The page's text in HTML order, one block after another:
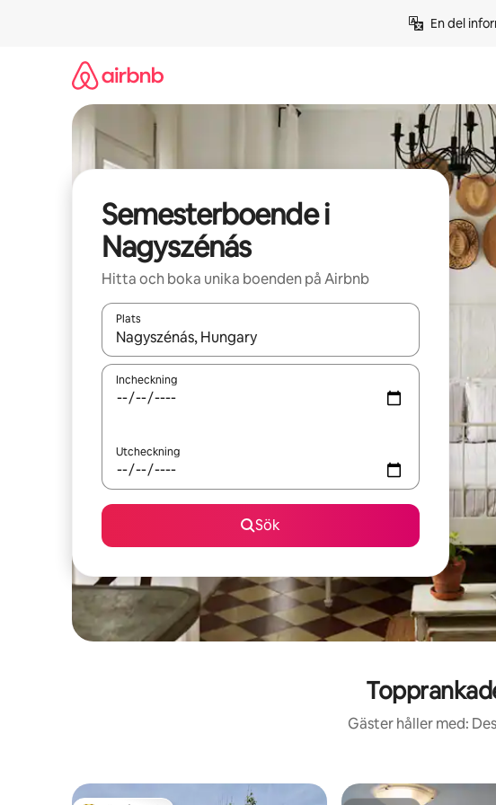
En del
Semesterboende i
Nagyszénás
Hitta och boka unika boenden på Airbnb
Plats
När resultaten är tillgängliga kan du navigera med upp- och
Incheckning
Utcheckning
Sök
Gäster håller med: